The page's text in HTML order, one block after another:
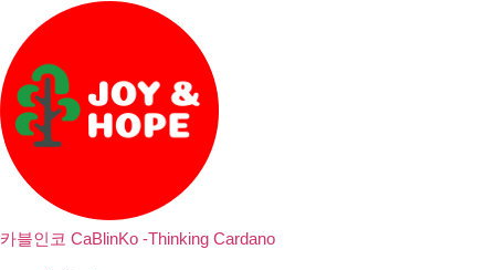
카블인코 CaBlinKo -Thinking Cardano